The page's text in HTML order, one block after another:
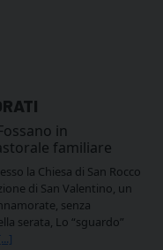
in
familiare
la Chiesa di San Rocco
di San Valentino, un
senza
serata, Lo “sguardo”